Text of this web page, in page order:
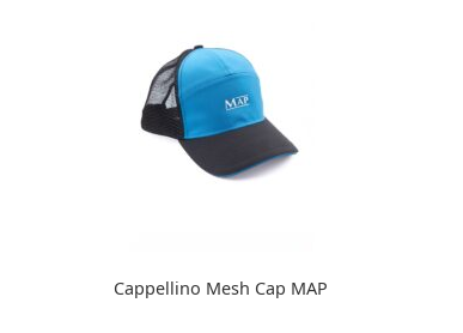
Cappellino Mesh Cap MAP